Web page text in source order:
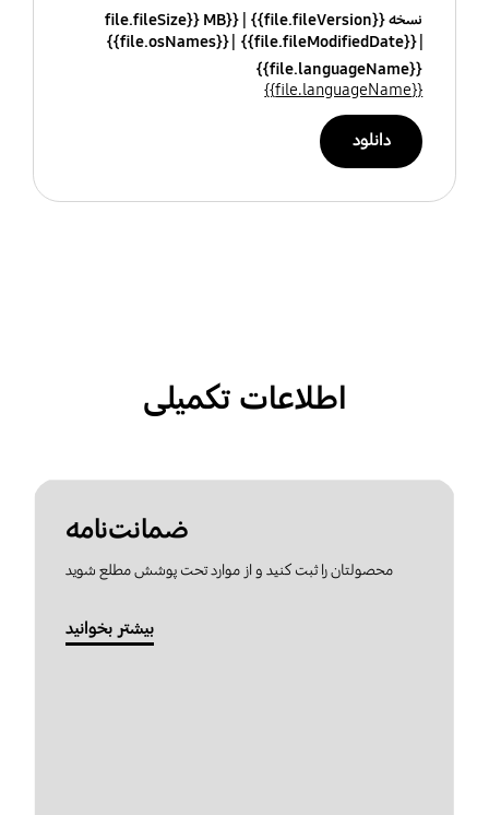
نسخه {{file.fileVersion}}
{{file.fileSize}} MB
{{file.fileModifiedDate}}
{{file.osNames}}
{{file.languageName}}
{{file.languageName}}
دانلود
اطلاعات تکمیلی
ضمانت‌نامه
محصولتان را ثبت کنید و از موارد تحت پوشش مطلع شوید
بیشتر بخوانید